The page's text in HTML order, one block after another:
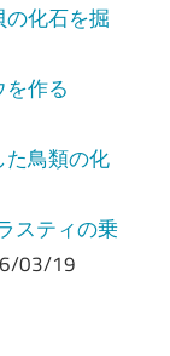
化石を掘
作る
鳥類の化
スティの乗
03/19